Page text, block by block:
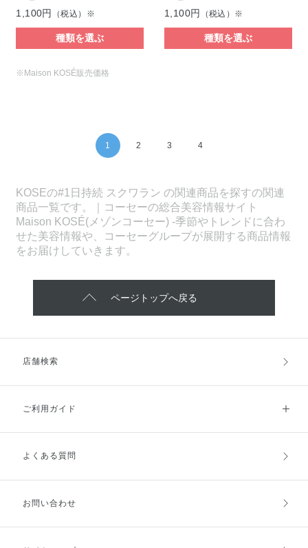
1,100円 （税込）※
種類を選ぶ
1,100円 （税込）※
種類を選ぶ
※Maison KOSÉ販売価格
1 2 3 4
KOSEの#1日持続 スクワラン の関連商品を探すの関連
商品一覧です。｜コーセーの総合美容情報サイト
Maison KOSÉ(メゾンコーセー) -季節やトレンドに合わ
せた美容情報や、コーセーグループが展開する商品情報
をお届けしていきます。
ページトップへ戻る
店舗検索
ご利用ガイド
ご利用ガイドトップ
お支払方法
よくある質問
お問い合わせ